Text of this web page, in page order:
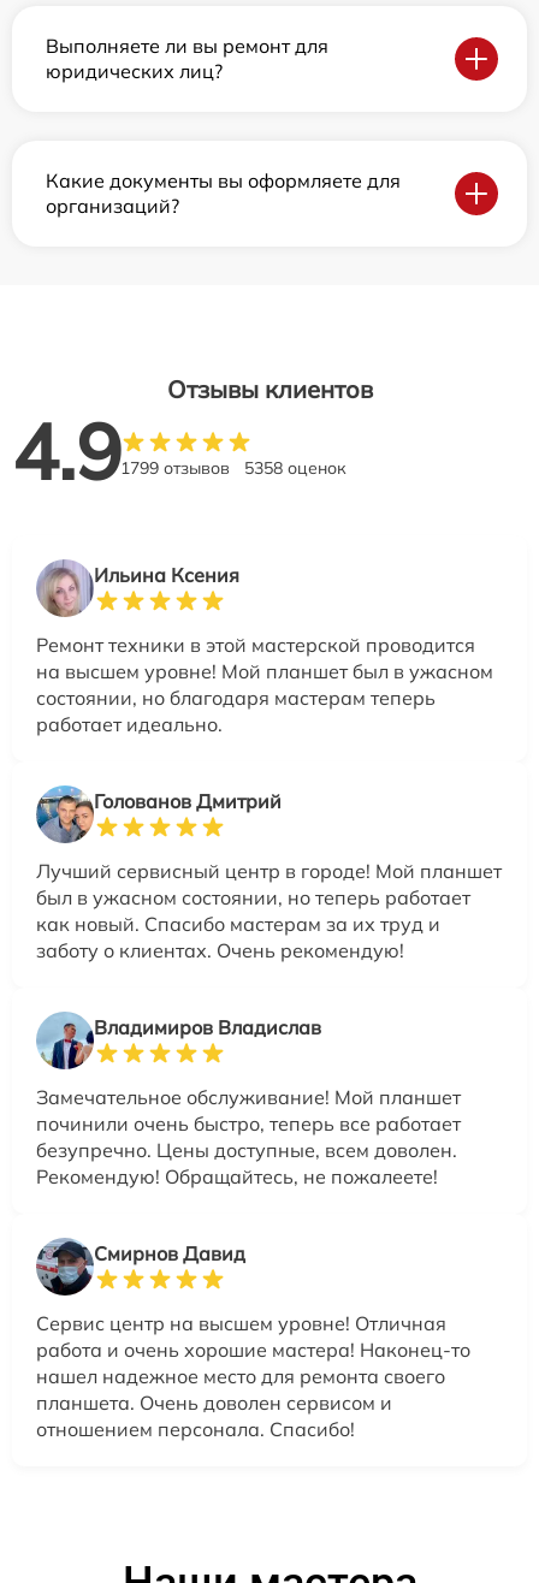
Выполняете ли вы ремонт для
юридических лиц?
Какие документы вы оформляете для
организаций?
Отзывы клиентов
4.91799 отзывов 5358 оценок
Ильина Ксения
Ремонт техники в этой мастерской проводится
на высшем уровне! Мой планшет был в ужасном
состоянии, но благодаря мастерам теперь
работает идеально.
Голованов Дмитрий
Лучший сервисный центр в городе! Мой планшет
был в ужасном состоянии, но теперь работает
как новый. Спасибо мастерам за их труд и
заботу о клиентах. Очень рекомендую!
Владимиров Владислав
Замечательное обслуживание! Мой планшет
починили очень быстро, теперь все работает
безупречно. Цены доступные, всем доволен.
Рекомендую! Обращайтесь, не пожалеете!
Смирнов Давид
Сервис центр на высшем уровне! Отличная
работа и очень хорошие мастера! Наконец-то
нашел надежное место для ремонта своего
планшета. Очень доволен сервисом и
отношением персонала. Спасибо!